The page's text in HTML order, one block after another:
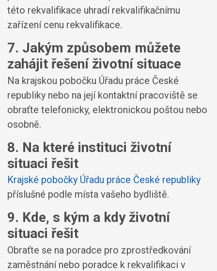
této rekvalifikace uhradí rekvalifikačnímu
zařízení cenu rekvalifikace.
7. Jakým způsobem můžete
zahájit řešení životní situace
Na krajskou pobočku Úřadu práce České
republiky nebo na její kontaktní pracoviště se
obraťte telefonicky, elektronickou poštou nebo
osobně.
8. Na které instituci životní
situaci řešit
Krajské pobočky Úřadu práce České republiky
příslušné podle místa vašeho bydliště.
9. Kde, s kým a kdy životní
situaci řešit
Obraťte se na poradce pro zprostředkování
zaměstnání nebo poradce k rekvalifikaci v